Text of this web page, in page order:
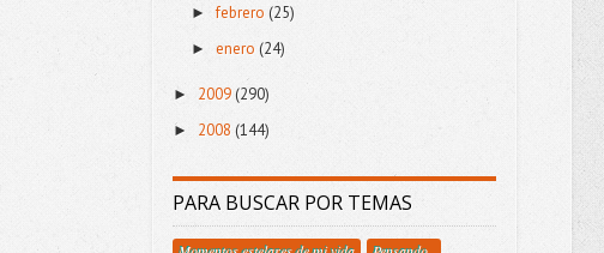
►febrero(25)
►enero (24)
► 2009(290)
► 2008 (144)
PARA BUSCAR POR TEMAS